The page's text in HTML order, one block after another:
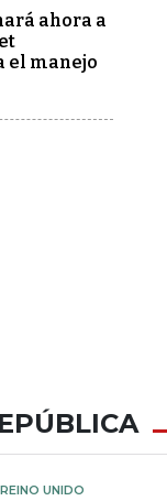
ahora a
el manejo
REINO UNIDO